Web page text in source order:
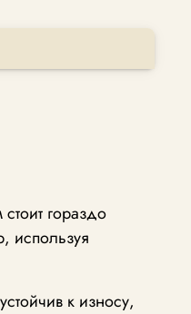
гораздо
используя
к износу,